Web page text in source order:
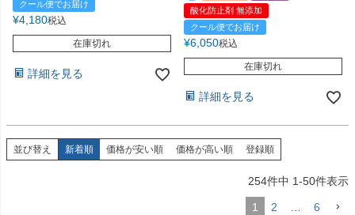
クール便でお届け
¥4,180税込
在庫切れ
詳細を見る
酸化防止剤 無添加
クール便でお届け
¥6,050税込
在庫切れ
詳細を見る
並び替え 新着順 価格が安い順 価格が高い順 登録順
254件中 1-50件表示
1 2 … 6